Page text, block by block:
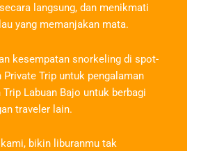
langsung, dan menikmati
yang memanjakan mata.
kesempatan snorkeling di spot-
Trip untuk pengalaman
Trip Labuan Bajo untuk berbagi
traveler lain.
bikin liburanmu tak